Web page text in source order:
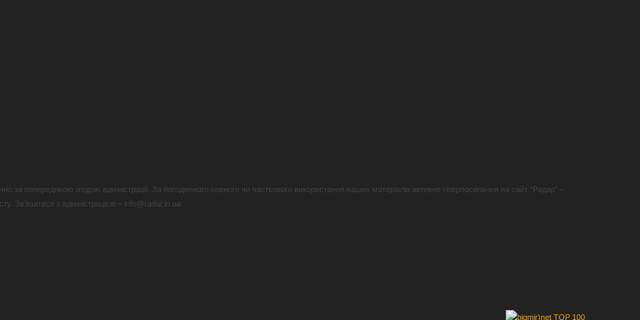
за попередньою згодою адміністрації. За погодженого повного чи часткового використання наших матеріалів активне гіперпосилання на сайт “Радар” –
Зв’язатися з адміністрацією – info@radar.in.ua